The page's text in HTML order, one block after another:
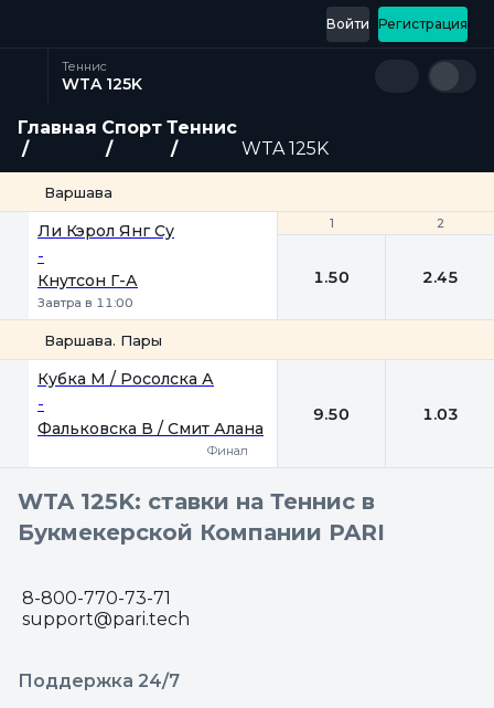
Регистрация
Войти
Теннис
WTA 125K
Главная Спорт Теннис
WTA 125K
Варшава
1 2
Ли Кэрол Янг Су
-
Кнутсон Г-А
Завтра в 11:00
1 2
1.50 2.45
Варшава. Пары
Кубка М / Росолска А
-
Фальковска В / Смит Алана
Финал
9.50 1.03
WTA 125K: ставки на Теннис в
Букмекерской Компании PARI
8-800-770-73-71
support@pari.tech
Поддержка 24/7